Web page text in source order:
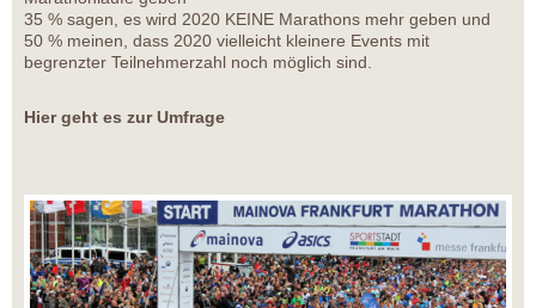
35 % sagen, es wird 2020 KEINE Marathons mehr geben und
50 % meinen, dass 2020 vielleicht kleinere Events mit
begrenzter Teilnehmerzahl noch möglich sind.
Hier geht es zur Umfrage